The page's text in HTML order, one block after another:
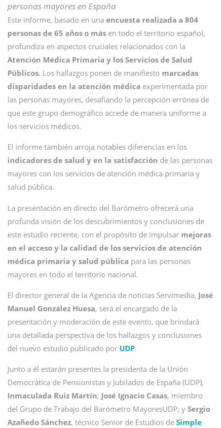
personas mayores en España
Este informe, basado en una encuesta realizada a 804
personas de 65 años o más en todo el territorio español,
profundiza en aspectos cruciales relacionados con la
Atención Médica Primaria y los Servicios de Salud
Públicos. Los hallazgos ponen de manifiesto marcadas
disparidades en la atención médica experimentada por
las personas mayores, desafiando la percepción errónea de
que este grupo demográfico accede de manera uniforme a
los servicios médicos.
El informe también arroja notables diferencias en los
indicadores de salud y en la satisfacción de las personas
mayores con los servicios de atención médica primaria y
salud pública.
La presentación en directo del Barómetro ofrecerá una
profunda visión de los descubrimientos y conclusiones de
este estudio reciente, con el propósito de impulsar mejoras
en el acceso y la calidad de los servicios de atención
médica primaria y salud pública para las personas
mayores en todo el territorio nacional.
El director general de la Agencia de noticias Servimedia, José
Manuel González Huesa, será el encargado de la
presentación y moderación de este evento, que brindará
una detallada perspectiva de los hallazgos y conclusiones
del nuevo estudio publicado por UDP.
Junto a él estarán presentes la presidenta de la Unión
Democrática de Pensionistas y Jubilados de España (UDP),
Inmaculada Ruiz Martín; José Ignacio Casas, miembro
del Grupo de Trabajo del Barómetro MayoresUDP; y Sergio
Azañedo Sánchez, técnico Senior de Estudios de Simple